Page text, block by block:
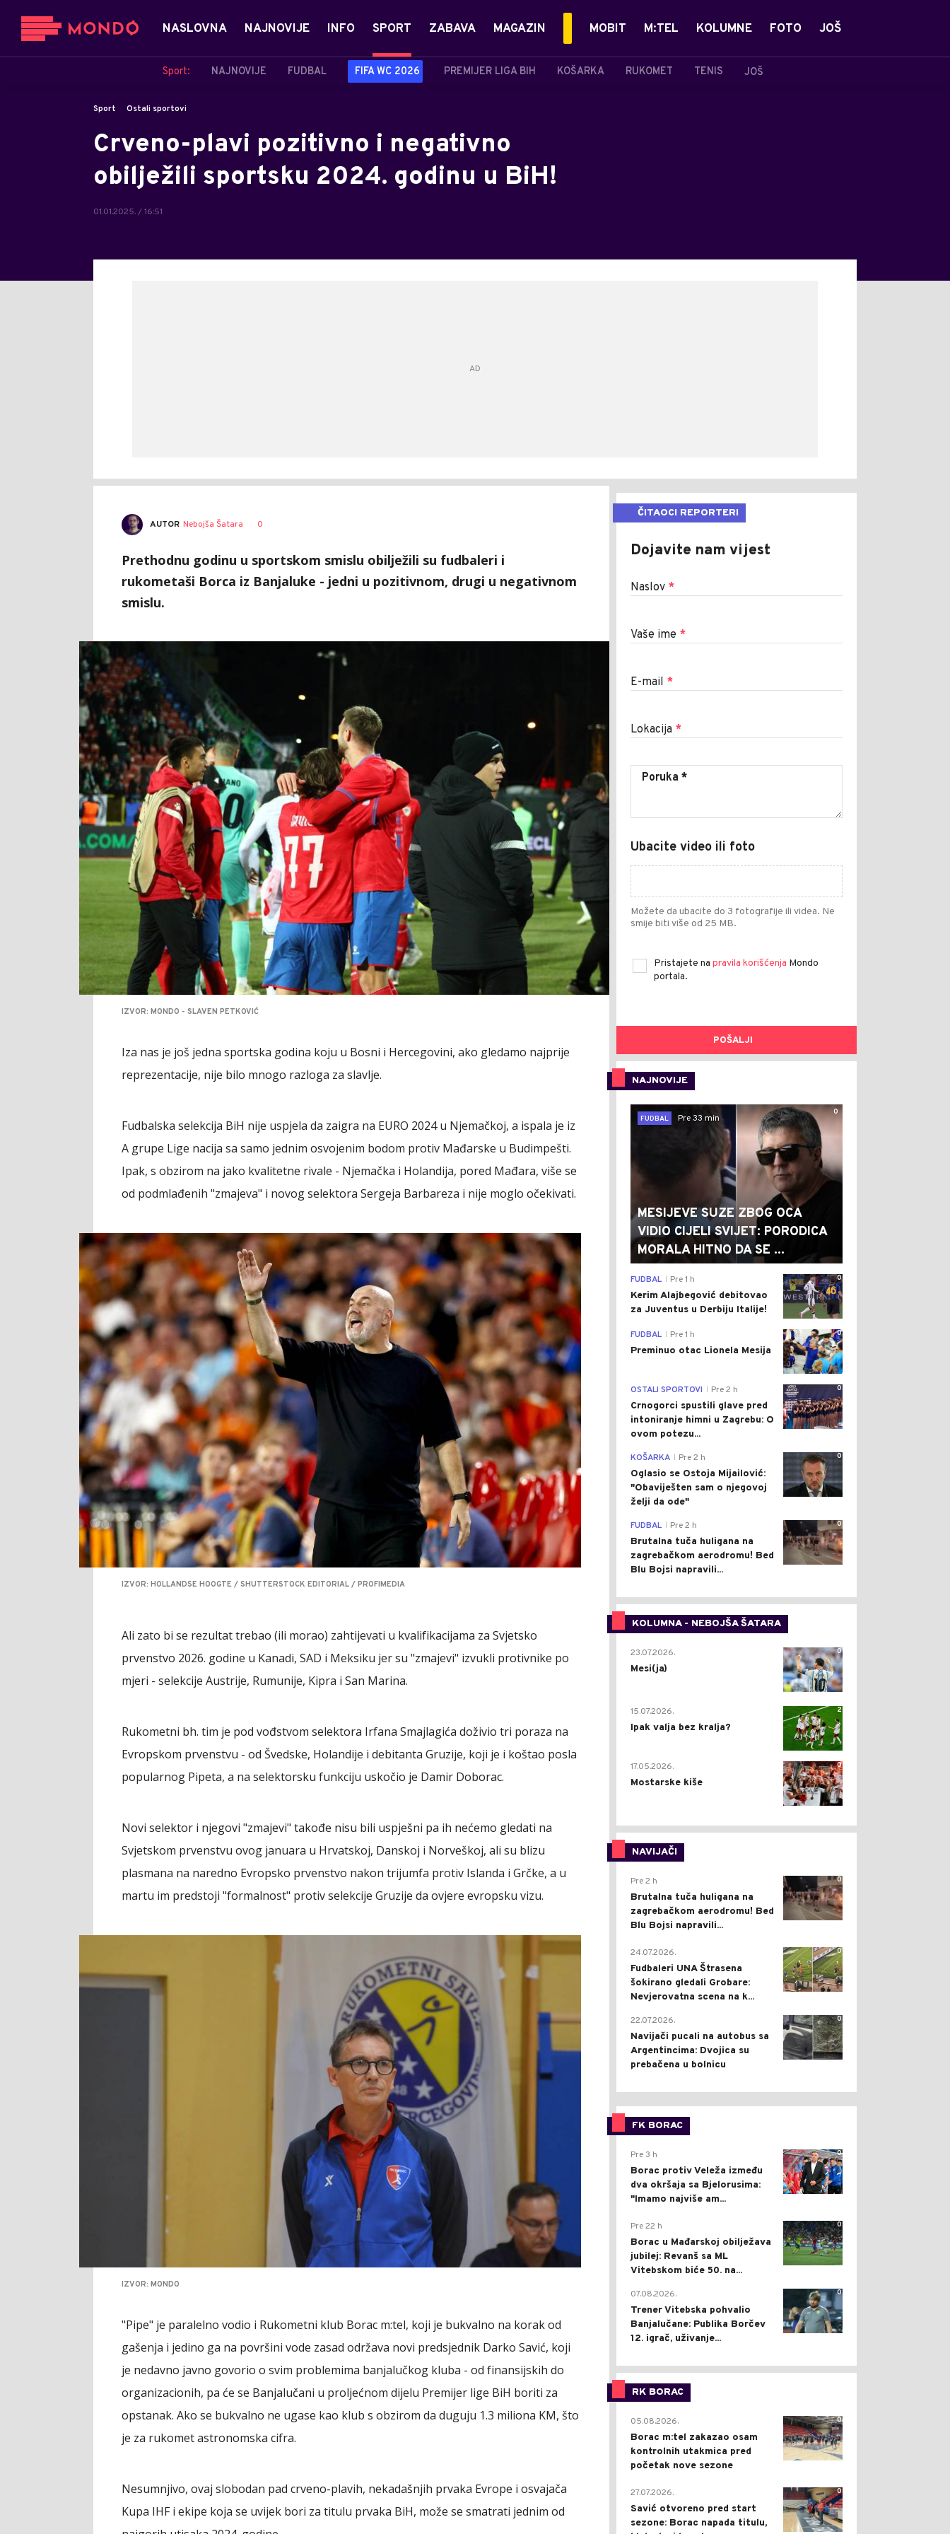
NASLOVNA NAJNOVIJE INFO SPORT
Sport: NAJNOVIJE FUDBAL FIFA WC 2026 PREMIJER LIGA BIH KOŠARKA RUKOMET TENIS JOŠ
ZABAVA MAGAZIN MOBIT M:TEL KOLUMNE FOTO JOŠ
Sport Ostali sportovi
Crveno-plavi pozitivno i negativno
obilježili sportsku 2024. godinu u BiH!
01.01.2025. / 16:51
AUTOR Nebojša Šatara 0
Prethodnu godinu u sportskom smislu obilježili su fudbaleri i
rukometaši Borca iz Banjaluke - jedni u pozitivnom, drugi u negativnom
smislu.
IZVOR: MONDO - SLAVEN PETKOVIĆ
Iza nas je još jedna sportska godina koju u Bosni i Hercegovini, ako gledamo najprije
reprezentacije, nije bilo mnogo razloga za slavlje.
Fudbalska selekcija BiH nije uspjela da zaigra na EURO 2024 u Njemačkoj, a ispala je iz
A grupe Lige nacija sa samo jednim osvojenim bodom protiv Mađarske u Budimpešti.
Ipak, s obzirom na jako kvalitetne rivale - Njemačka i Holandija, pored Mađara, više se
od podmlađenih "zmajeva" i novog selektora Sergeja Barbareza i nije moglo očekivati.
IZVOR: HOLLANDSE HOOGTE / SHUTTERSTOCK EDITORIAL / PROFIMEDIA
Ali zato bi se rezultat trebao (ili morao) zahtijevati u kvalifikacijama za Svjetsko
prvenstvo 2026. godine u Kanadi, SAD i Meksiku jer su "zmajevi" izvukli protivnike po
mjeri - selekcije Austrije, Rumunije, Kipra i San Marina.
Rukometni bh. tim je pod vođstvom selektora Irfana Smajlagića doživio tri poraza na
Evropskom prvenstvu - od Švedske, Holandije i debitanta Gruzije, koji je i koštao posla
popularnog Pipeta, a na selektorsku funkciju uskočio je Damir Doborac.
Novi selektor i njegovi "zmajevi" takođe nisu bili uspješni pa ih nećemo gledati na
Svjetskom prvenstvu ovog januara u Hrvatskoj, Danskoj i Norveškoj, ali su blizu
plasmana na naredno Evropsko prvenstvo nakon trijumfa protiv Islanda i Grčke, a u
martu im predstoji "formalnost" protiv selekcije Gruzije da ovjere evropsku vizu.
IZVOR: MONDO
"Pipe" je paralelno vodio i Rukometni klub Borac m:tel, koji je bukvalno na korak od
gašenja i jedino ga na površini vode zasad održava novi predsjednik Darko Savić, koji
je nedavno javno govorio o svim problemima banjalučkog kluba - od finansijskih do
organizacionih, pa će se Banjalučani u proljećnom dijelu Premijer lige BiH boriti za
opstanak. Ako se bukvalno ne ugase kao klub s obzirom da duguju 1.3 miliona KM, što
je za rukomet astronomska cifra.
Nesumnjivo, ovaj slobodan pad crveno-plavih, nekadašnjih prvaka Evrope i osvajača
Kupa IHF i ekipe koja se uvijek bori za titulu prvaka BiH, može se smatrati jednim od
ČITAOCI REPORTERI
Dojavite nam vijest
Naslov *
Vaše ime *
E-mail *
Lokacija *
Ubacite video ili foto
Možete da ubacite do 3 fotografije ili videa. Ne
smije biti više od 25 MB.
Pristajete na pravila korišćenja Mondo
portala.
POŠALJI
NAJNOVIJE
0
FUDBAL
Pre 33 min
MESIJEVE SUZE ZBOG OCA
VIDIO CIJELI SVIJET: PORODICA
MORALA HITNO DA SE ...
0
FUDBAL Pre 1 h
Kerim Alajbegović debitovao
za Juventus u Derbiju Italije!
0
FUDBAL Pre 1 h
Preminuo otac Lionela Mesija
0
OSTALI SPORTOVI Pre 2 h
Crnogorci spustili glave pred
intoniranje himni u Zagrebu: O
ovom potezu...
0
KOŠARKA Pre 2 h
Oglasio se Ostoja Mijailović:
"Obaviješten sam o njegovoj
želji da ode"
0
FUDBAL Pre 2 h
Brutalna tuča huligana na
zagrebačkom aerodromu! Bed
Blu Bojsi napravili...
KOLUMNA - NEBOJŠA ŠATARA
0
23.07.2026.
Mesi(ja)
2
15.07.2026.
Ipak valja bez kralja?
0
17.05.2026.
Mostarske kiše
NAVIJAČI
0
Pre 2 h
Brutalna tuča huligana na
zagrebačkom aerodromu! Bed
Blu Bojsi napravili...
0
24.07.2026.
Fudbaleri UNA Štrasena
šokirano gledali Grobare:
Nevjerovatna scena na k...
0
22.07.2026.
Navijači pucali na autobus sa
Argentincima: Dvojica su
prebačena u bolnicu
FK BORAC
0
Pre 3 h
Borac protiv Veleža između
dva okršaja sa Bjelorusima:
"Imamo najviše am...
0
Pre 22 h
Borac u Mađarskoj obilježava
jubilej: Revanš sa ML
Vitebskom biće 50. na...
0
07.08.2026.
Trener Vitebska pohvalio
Banjalučane: Publika Borčev
12. igrač, uživanje...
RK BORAC
0
05.08.2026.
Borac m:tel zakazao osam
kontrolnih utakmica pred
početak nove sezone
0
27.07.2026.
Savić otvoreno pred start
sezone: Borac napada titulu,